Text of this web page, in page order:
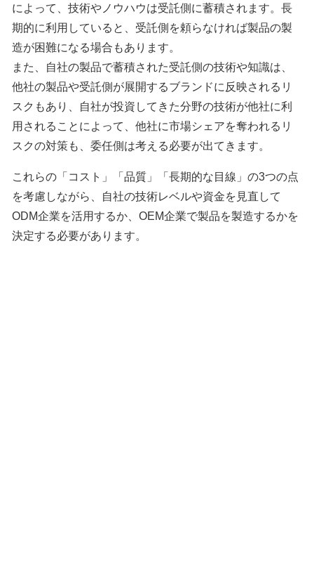
によって、技術やノウハウは受託側に蓄積されます。長
期的に利用していると、受託側を頼らなければ製品の製
造が困難になる場合もあります。
また、自社の製品で蓄積された受託側の技術や知識は、
他社の製品や受託側が展開するブランドに反映されるリ
スクもあり、自社が投資してきた分野の技術が他社に利
用されることによって、他社に市場シェアを奪われるリ
スクの対策も、委任側は考える必要が出てきます。
これらの「コスト」「品質」「長期的な目線」の3つの点
を考慮しながら、自社の技術レベルや資金を見直して
ODM企業を活用するか、OEM企業で製品を製造するかを
決定する必要があります。